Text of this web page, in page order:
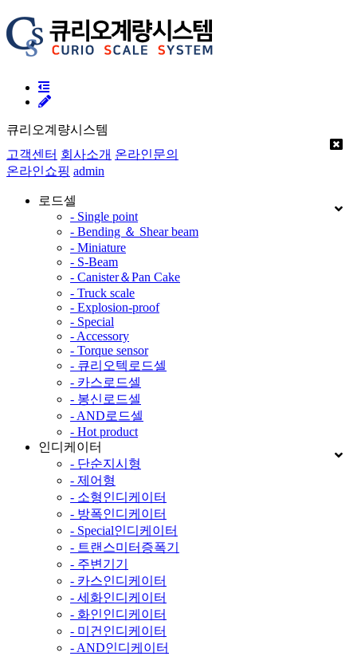
큐리오계량시스템
고객센터 회사소개 온라인문의
온라인쇼핑 admin
로드셀
- Single point
- Bending ＆ Shear beam
- Miniature
- S-Beam
- Canister＆Pan Cake
- Truck scale
- Explosion-proof
- Special
- Accessory
- Torque sensor
- 큐리오텍로드셀
- 카스로드셀
- 봉신로드셀
- AND로드셀
- Hot product
인디케이터
- 단순지시형
- 제어형
- 소형인디케이터
- 방폭인디케이터
- Special인디케이터
- 트랜스미터증폭기
- 주변기기
- 카스인디케이터
- 세화인디케이터
- 화인인디케이터
- 미건인디케이터
- AND인디케이터